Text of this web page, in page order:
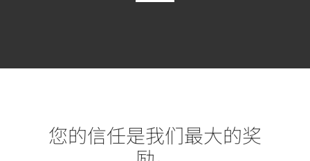
您的信任是我们最大的奖